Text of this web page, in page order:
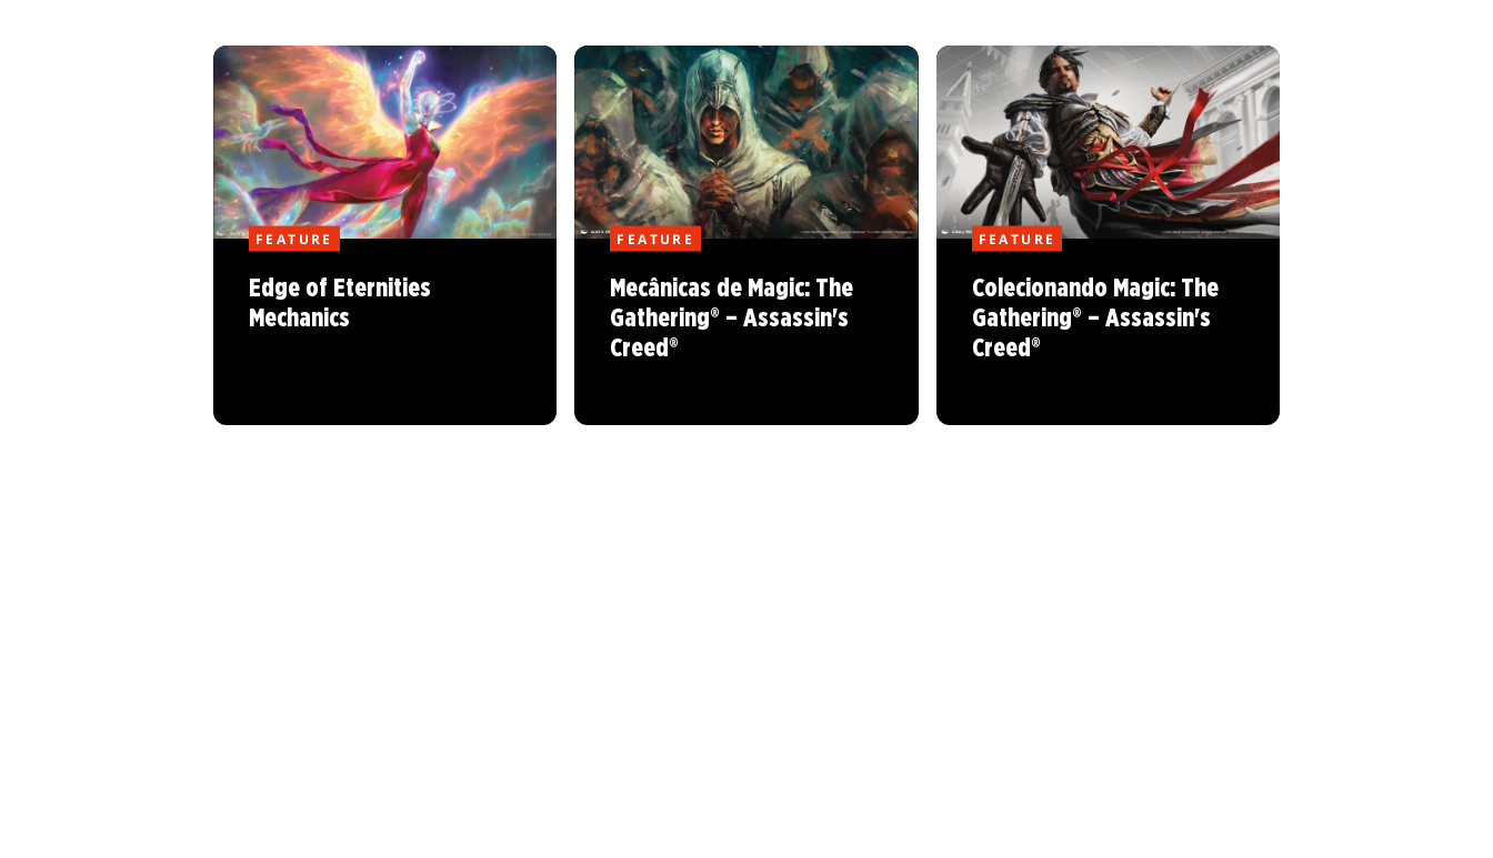
FEATURE
Edge of Eternities
Mechanics
FEATURE
Mecânicas de Magic: The
Gathering® – Assassin's
Creed®
FEATURE
Colecionando Magic: The
Gathering® – Assassin's
Creed®